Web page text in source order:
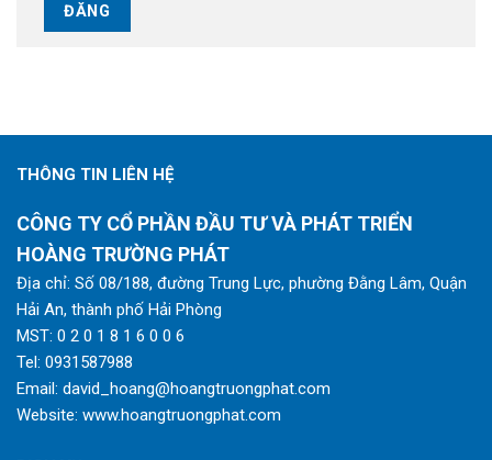
THÔNG TIN LIÊN HỆ
CÔNG TY CỔ PHẦN ĐẦU TƯ VÀ PHÁT TRIỂN
HOÀNG TRƯỜNG PHÁT
Địa chỉ: Số 08/188, đường Trung Lực, phường Đằng Lâm, Quận
Hải An, thành phố Hải Phòng
MST: 0 2 0 1 8 1 6 0 0 6
Tel: 0931587988
Email: david_hoang@hoangtruongphat.com
Website: www.hoangtruongphat.com